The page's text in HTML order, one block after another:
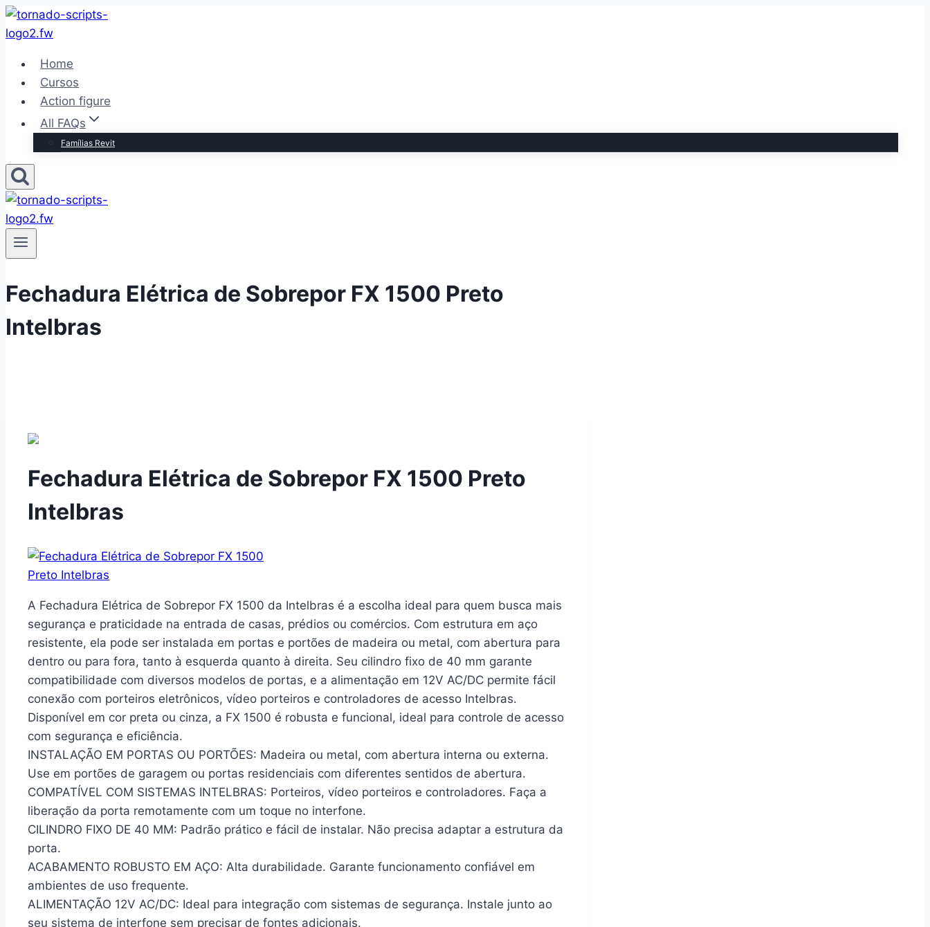
Pular
para
Conteúdo
Home
Cursos
Action figure
All FAQs
Famílias Revit
Fechadura Elétrica de Sobrepor FX 1500 Preto
Intelbras
Fechadura Elétrica de Sobrepor FX 1500 Preto
Intelbras
A Fechadura Elétrica de Sobrepor FX 1500 da Intelbras é a escolha ideal para quem busca mais
segurança e praticidade na entrada de casas, prédios ou comércios. Com estrutura em aço
resistente, ela pode ser instalada em portas e portões de madeira ou metal, com abertura para
dentro ou para fora, tanto à esquerda quanto à direita. Seu cilindro fixo de 40 mm garante
compatibilidade com diversos modelos de portas, e a alimentação em 12V AC/DC permite fácil
conexão com porteiros eletrônicos, vídeo porteiros e controladores de acesso Intelbras.
Disponível em cor preta ou cinza, a FX 1500 é robusta e funcional, ideal para controle de acesso
com segurança e eficiência.
INSTALAÇÃO EM PORTAS OU PORTÕES: Madeira ou metal, com abertura interna ou externa.
Use em portões de garagem ou portas residenciais com diferentes sentidos de abertura.
COMPATÍVEL COM SISTEMAS INTELBRAS: Porteiros, vídeo porteiros e controladores. Faça a
liberação da porta remotamente com um toque no interfone.
CILINDRO FIXO DE 40 MM: Padrão prático e fácil de instalar. Não precisa adaptar a estrutura da
porta.
ACABAMENTO ROBUSTO EM AÇO: Alta durabilidade. Garante funcionamento confiável em
ambientes de uso frequente.
ALIMENTAÇÃO 12V AC/DC: Ideal para integração com sistemas de segurança. Instale junto ao
seu sistema de interfone sem precisar de fontes adicionais.